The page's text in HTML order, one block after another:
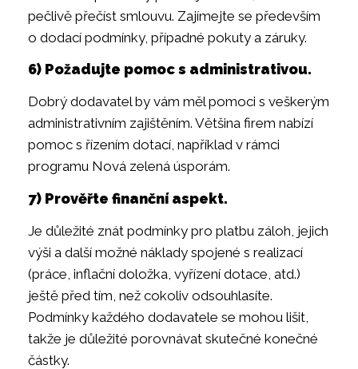
pečlivě přečíst smlouvu. Zajímejte se především
o dodací podmínky, případné pokuty a záruky.
6) Požadujte pomoc s administrativou.
Dobrý dodavatel by vám měl pomoci s veškerým
administrativním zajištěním. Většina firem nabízí
pomoc s řízením dotací, například v rámci
programu Nová zelená úsporám.
7) Prověřte finanční aspekt.
Je důležité znát podmínky pro platbu záloh, jejich
výši a další možné náklady spojené s realizací
(práce, inflační doložka, vyřízení dotace, atd.)
ještě před tím, než cokoliv odsouhlasíte.
Podmínky každého dodavatele se mohou lišit,
takže je důležité porovnávat skutečné konečné
částky.